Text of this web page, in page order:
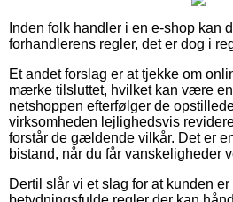
Inden folk handler i en e-shop kan
forhandlerens regler, det er dog i
Et andet forslag er at tjekke om
mærke tilsluttet, hvilket kan være
netshoppen efterfølger de
virksomheden lejlighedsvis
forstår de gældende vilkår. Det er
bistand, når du får vanskeligheder
Dertil slår vi et slag for at kunden